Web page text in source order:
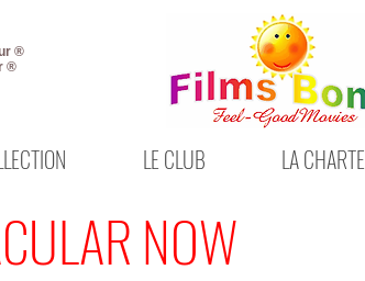
®
®
LE CLUB LA CHARTE
NOW